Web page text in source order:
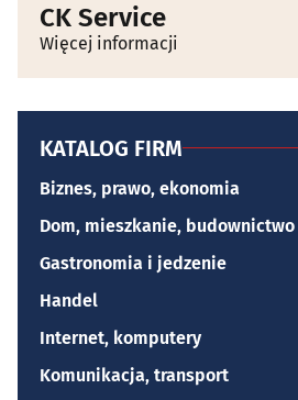
CK Service
Więcej informacji
KATALOG FIRM
Biznes, prawo, ekonomia
Dom, mieszkanie, budownictwo
Gastronomia i jedzenie
Handel
Internet, komputery
Komunikacja, transport